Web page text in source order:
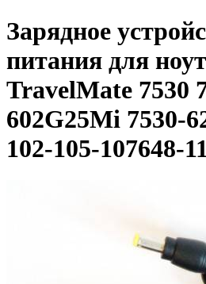
Зарядное
питания для
TravelMate 7530
602G25Mi 7530-
102-105-107648-